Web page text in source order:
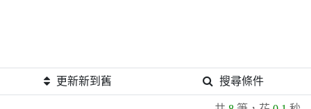
更新新到舊 搜尋條件